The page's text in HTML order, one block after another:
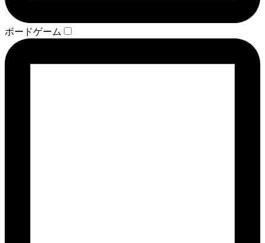
ボードゲーム